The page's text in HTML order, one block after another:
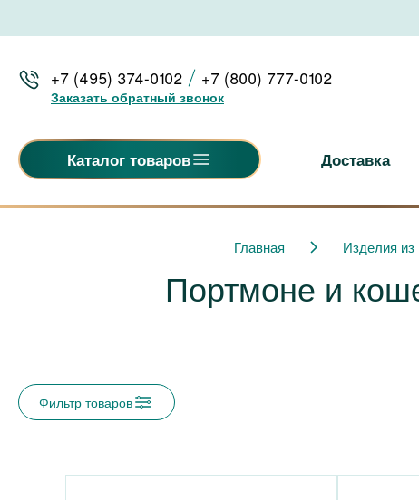
+7 (495) 374-0102 +7 (800) 777-0102
Заказать обратный звонок
Каталог товаров Доставка
Главная Изделия из
Портмоне и
Фильтр товаров